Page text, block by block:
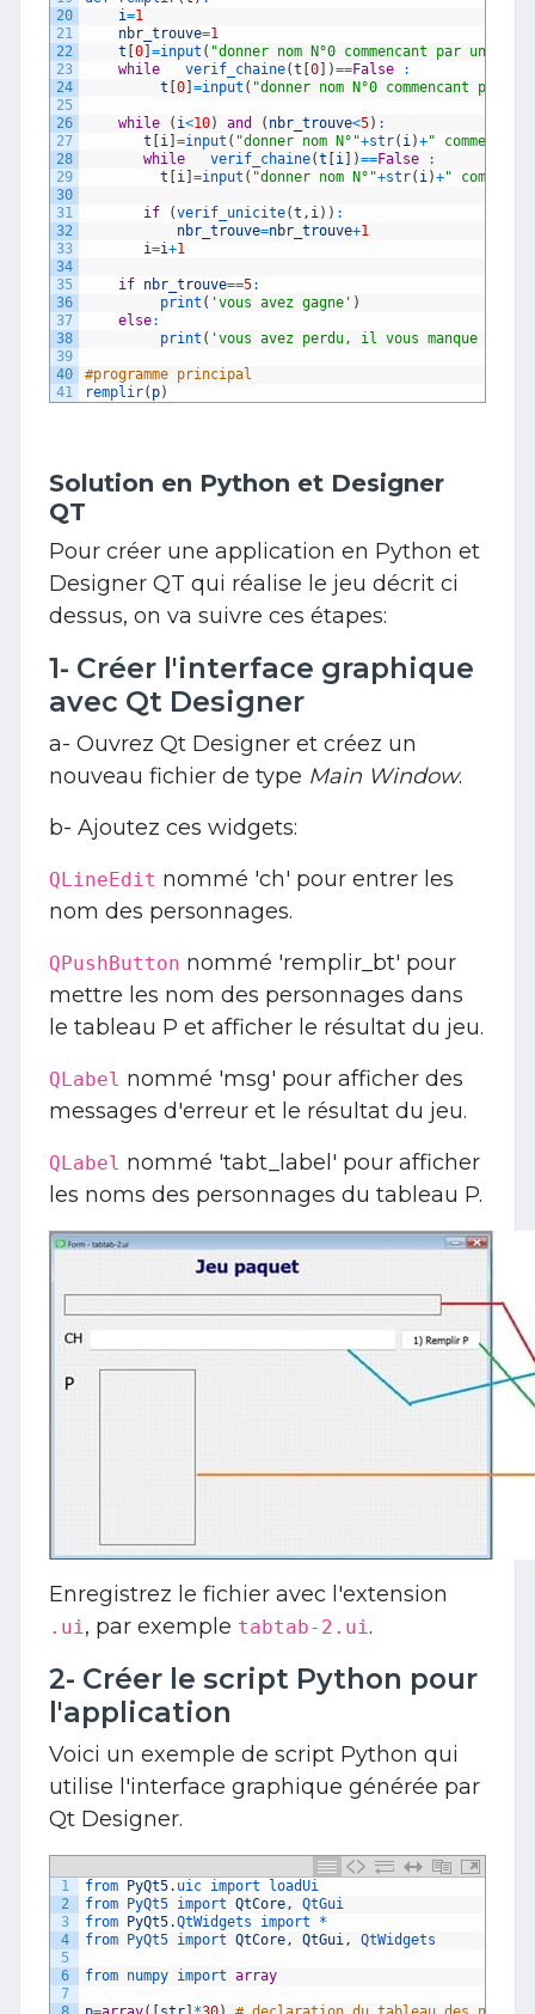
20
21
22
23
24
25
26
27
28
29
30
31
32
33
34
35
36
37
38
39
40
41
i=1
nbr_trouve=1
t 0 =input ( "donner nom N°0 commencant par
while
verif_chaine(t 0 )==False
:
t 0 =input ( "donner nom N°0 commencant
while ( i<10) and ( nbr_trouve<5) :
t
i =input ( "donner nom N°"+str( i)+"
while
verif_chaine(t i )==False
:
t
i =input ( "donner nom N°"+str( i)+"
if (verif_unicite(t , i) ) :
nbr_trouve=nbr_trouve+1
i=i+1
if nbr_trouve==5:
print ( 'vous avez gagne' )
else:
print ( 'vous avez perdu, il vous manque '
#programme principal
remplir( p)
Solution en Python et Designer
QT
Pour créer une application en Python et
Designer QT qui réalise le jeu décrit ci
dessus, on va suivre ces étapes:
1- Créer l'interface graphique
avec Qt Designer
a- Ouvrez Qt Designer et créez un
nouveau fichier de type Main Window.
b- Ajoutez ces widgets:
QLineEdit nommé 'ch' pour entrer les
nom des personnages.
QPushButton nommé 'remplir_bt' pour
mettre les nom des personnages dans
le tableau P et afficher le résultat du jeu.
QLabel nommé 'msg' pour afficher des
messages d'erreur et le résultat du jeu.
QLabel nommé 'tabt_label' pour afficher
les noms des personnages du tableau P.
Enregistrez le fichier avec l'extension
.ui, par exemple tabtab-2.ui.
2- Créer le script Python pour
l'application
Voici un exemple de script Python qui
utilise l'interface graphique générée par
Qt Designer.
1
2
3
4
5
6
7
from PyQt5. uic import
loadUi
from
PyQt5 import QtCore,
QtGui
from
PyQt5.QtWidgets import *
from
PyQt5 import QtCore, QtGui, QtWidgets
from numpy import array